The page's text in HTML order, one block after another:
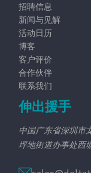
招聘信息
新闻与见解
活动日历
博客
客户评价
合作伙伴
联系我们
伸出援手
中国广东省深圳市
坪地街道办事处西